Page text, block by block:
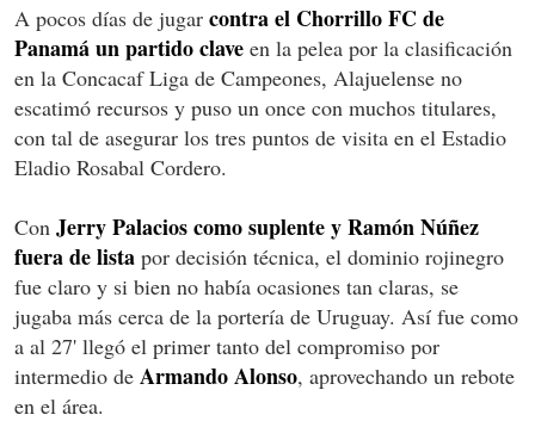
A pocos días de jugar contra el Chorrillo FC de
Panamá un partido clave en la pelea por la clasificación
en la Concacaf Liga de Campeones, Alajuelense no
escatimó recursos y puso un once con muchos titulares,
con tal de asegurar los tres puntos de visita en el Estadio
Eladio Rosabal Cordero.
Con Jerry Palacios como suplente y Ramón Núñez
fuera de lista por decisión técnica, el dominio rojinegro
fue claro y si bien no había ocasiones tan claras, se
jugaba más cerca de la portería de Uruguay. Así fue como
a al 27' llegó el primer tanto del compromiso por
intermedio de Armando Alonso, aprovechando un rebote
en el área.